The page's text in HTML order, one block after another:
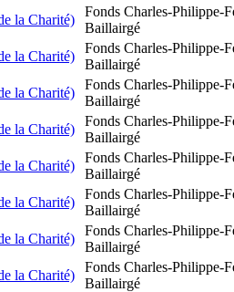
la Charité)
Fonds Charles-Philippe-
Baillairgé
la Charité)
Fonds Charles-Philippe-
Baillairgé
la Charité)
Fonds Charles-Philippe-
Baillairgé
la Charité)
Fonds Charles-Philippe-
Baillairgé
la Charité)
Fonds Charles-Philippe-
Baillairgé
la Charité)
Fonds Charles-Philippe-
Baillairgé
la Charité)
Fonds Charles-Philippe-
Baillairgé
la Charité)
Fonds Charles-Philippe-
Baillairgé